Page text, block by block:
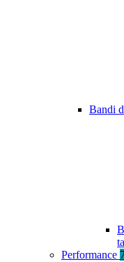
Bandi
Performance